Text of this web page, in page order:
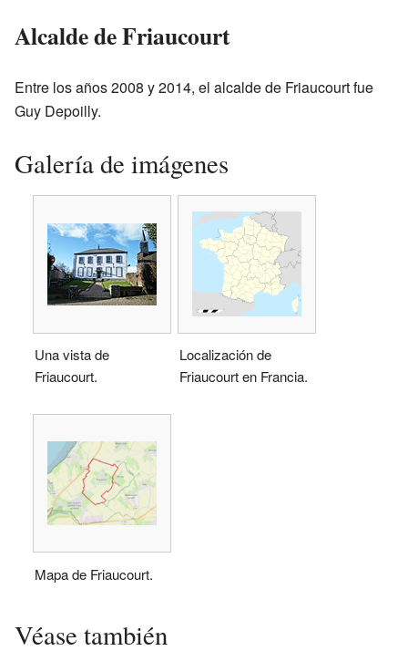
Alcalde de Friaucourt
Entre los años 2008 y 2014, el alcalde de Friaucourt fue
Guy Depoilly.
Galería de imágenes
Una vista de
Friaucourt.
Localización de
Friaucourt en Francia.
Mapa de Friaucourt.
Véase también